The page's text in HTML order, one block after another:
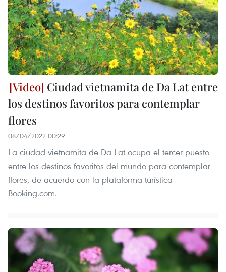
Ciudad vietnamita de Da Lat entre
los destinos favoritos para contemplar
flores
08/04/2022 00:29
La ciudad vietnamita de Da Lat ocupa el tercer puesto
entre los destinos favoritos del mundo para contemplar
flores, de acuerdo con la plataforma turística
Booking.com.